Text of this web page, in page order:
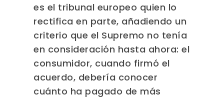
es el tribunal europeo quien lo
rectifica en parte, añadiendo un
criterio que el Supremo no tenía
en consideración hasta ahora: el
consumidor, cuando firmó el
acuerdo, debería conocer
cuánto ha pagado de más